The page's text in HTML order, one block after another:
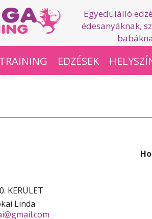
Egyedülálló
édesanyáknak,
EDZÉSEK
KERÜLET
Linda